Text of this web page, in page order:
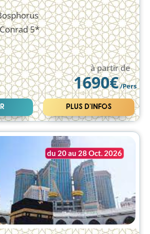
5*
à partir de
1690€/Pers
PLUS D'INFOS
du 20 au 28 Oct. 2026